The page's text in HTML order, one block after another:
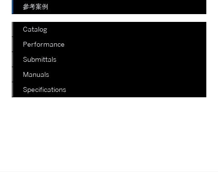
Catalog
Performance
Submittals
Manuals
Specifications
參考案例